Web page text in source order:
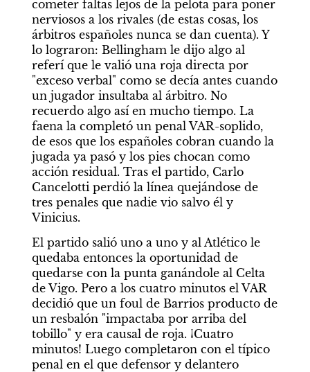
cometer faltas lejos de la pelota para poner
nerviosos a los rivales (de estas cosas, los
árbitros españoles nunca se dan cuenta). Y
lo lograron: Bellingham le dijo algo al
referí que le valió una roja directa por
"exceso verbal" como se decía antes cuando
un jugador insultaba al árbitro. No
recuerdo algo así en mucho tiempo. La
faena la completó un penal VAR-soplido,
de esos que los españoles cobran cuando la
jugada ya pasó y los pies chocan como
acción residual. Tras el partido, Carlo
Cancelotti perdió la línea quejándose de
tres penales que nadie vio salvo él y
Vinicius.
El partido salió uno a uno y al Atlético le
quedaba entonces la oportunidad de
quedarse con la punta ganándole al Celta
de Vigo. Pero a los cuatro minutos el VAR
decidió que un foul de Barrios producto de
un resbalón "impactaba por arriba del
tobillo" y era causal de roja. ¡Cuatro
minutos! Luego completaron con el típico
penal en el que defensor y delantero